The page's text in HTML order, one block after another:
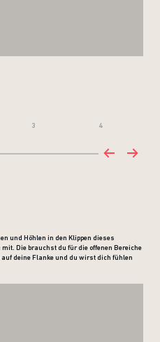
3 4
und Höhlen in den Klippen dieses
Die brauchst du für die offenen Bereiche
deine Flanke und du wirst dich fühlen